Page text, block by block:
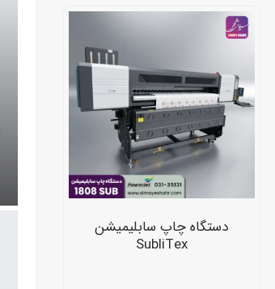
دستگاه چاپ سابلیمیشن
SubliTex